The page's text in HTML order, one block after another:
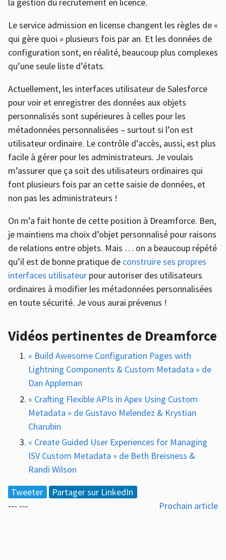
Le service admission en license changent les règles de «
qui gère quoi » plusieurs fois par an. Et les données de
configuration sont, en réalité, beaucoup plus complexes
qu’une seule liste d’états.
Actuellement, les interfaces utilisateur de Salesforce
pour voir et enregistrer des données aux objets
personnalisés sont supérieures à celles pour les
métadonnées personnalisées – surtout si l’on est
utilisateur ordinaire. Le contrôle d’accès, aussi, est plus
facile à gérer pour les administrateurs. Je voulais
m’assurer que ça soit des utilisateurs ordinaires qui
font plusieurs fois par an cette saisie de données, et
non pas les administrateurs !
On m’a fait honte de cette position à Dreamforce. Ben,
je maintiens ma choix d’objet personnalisé pour raisons
de relations entre objets. Mais … on a beaucoup répété
qu’il est de bonne pratique de construire ses propres
interfaces utilisateurpour autoriser des utilisateurs
ordinaires à modifier les métadonnées personnalisées
en toute sécurité. Je vous aurai prévenus !
Vidéos pertinentes de Dreamforce
« Build Awesome Configuration Pages with
Lightning Components & Custom Metadata » de
Dan Appleman
« Crafting Flexible APIs in Apex Using Custom
Metadata » de Gustavo Melendez & Krystian
Charubin
« Create Guided User Experiences for Managing
ISV Custom Metadata » de Beth Breisness &
Randi Wilson
Tweeter
Partager sur LinkedIn
Prochain article
--- ---